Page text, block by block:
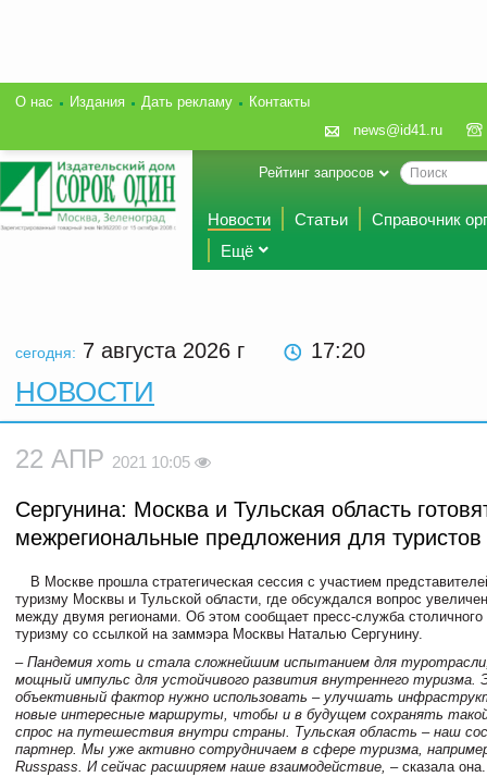
О нас Издания Дать рекламу
Контакты
news@id41.ru
Рейтинг запросов
Новости Статьи
Справочник
Ещё
сегодня: 7 августа 2026 г 17:20
НОВОСТИ
22 АПР 2021 10:05
Сергунина: Москва и Тульская область
межрегиональные предложения для туристов
В Москве прошла стратегическая сессия с участием
туризму Москвы и Тульской области, где обсуждался вопрос
между двумя регионами. Об этом сообщает пресс-служба столичного
туризму со ссылкой на заммэра Москвы Наталью Сергунину.
– Пандемия хоть и стала сложнейшим испытанием для
мощный импульс для устойчивого развития внутреннего
объективный фактор нужно использовать – улучшать
новые интересные маршруты, чтобы и в будущем сохранять
спрос на путешествия внутри страны. Тульская область – наш
партнер. Мы уже активно сотрудничаем в сфере туризма,
Russpass. И сейчас расширяем наше взаимодействие, – сказала она.